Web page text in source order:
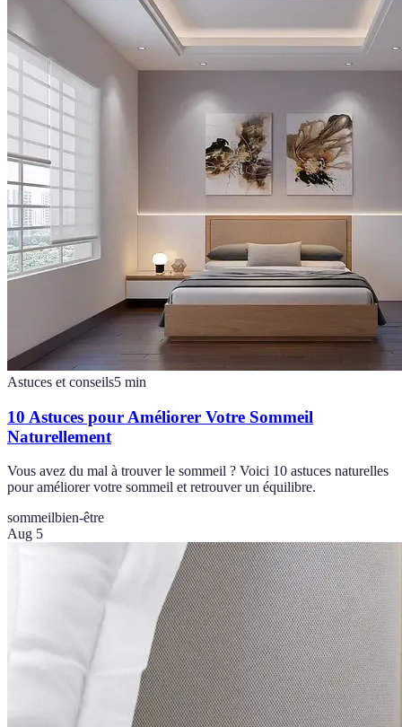
Astuces et conseils5 min
10 Astuces pour Améliorer Votre Sommeil
Naturellement
Vous avez du mal à trouver le sommeil ? Voici 10 astuces naturelles
pour améliorer votre sommeil et retrouver un équilibre.
sommeilbien-être
Aug 5